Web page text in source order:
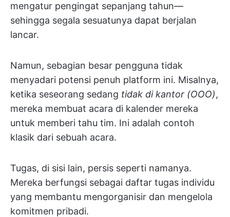
mengatur pengingat sepanjang tahun—
sehingga segala sesuatunya dapat berjalan
lancar.
Namun, sebagian besar pengguna tidak
menyadari potensi penuh platform ini. Misalnya,
ketika seseorang sedang tidak di kantor (OOO),
mereka membuat acara di kalender mereka
untuk memberi tahu tim. Ini adalah contoh
klasik dari sebuah acara.
Tugas, di sisi lain, persis seperti namanya.
Mereka berfungsi sebagai daftar tugas individu
yang membantu mengorganisir dan mengelola
komitmen pribadi.